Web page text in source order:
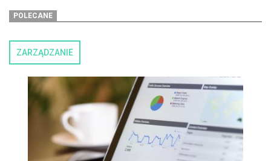
POLECANE
ZARZĄDZANIE